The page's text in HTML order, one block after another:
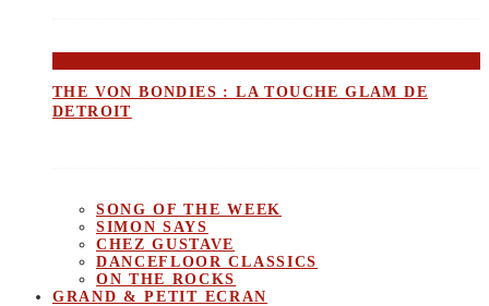
THE VON BONDIES : LA TOUCHE GLAM DE
DETROIT
SONG OF THE WEEK
SIMON SAYS
CHEZ GUSTAVE
DANCEFLOOR CLASSICS
ON THE ROCKS
GRAND & PETIT ECRAN